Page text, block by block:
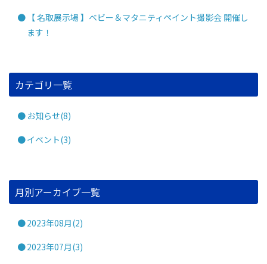
【 名取展示場 】ベビー＆マタニティペイント撮影会 開催し
ます！
カテゴリ一覧
お知らせ(8)
イベント(3)
月別アーカイブ一覧
2023年08月(2)
2023年07月(3)